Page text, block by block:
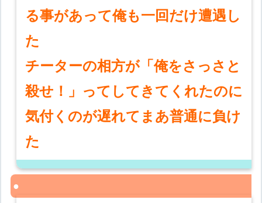
る事があって俺も一回だけ遭遇し
た
チーターの相方が「俺をさっさと
殺せ！」ってしてきてくれたのに
気付くのが遅れてまあ普通に負け
た